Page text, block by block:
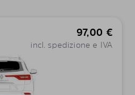
97,00 €
incl. spedizione e IVA